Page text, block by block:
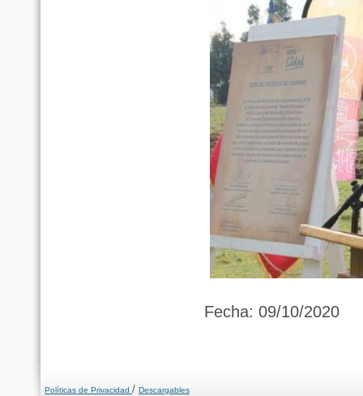
Fecha: 09/10/2020
Políticas de Privacidad / Descargables